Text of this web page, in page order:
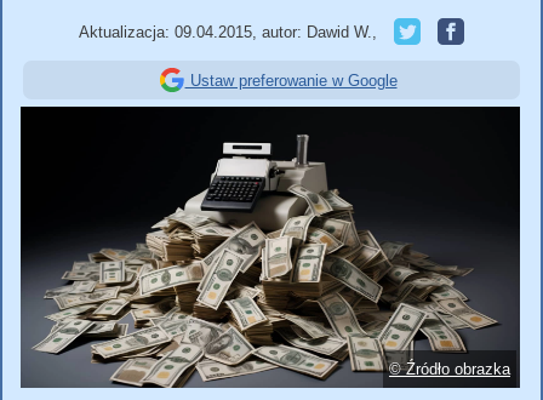
Aktualizacja: 09.04.2015 autor: Dawid W.
Ustaw preferowanie w Google
© Źródło obrazka